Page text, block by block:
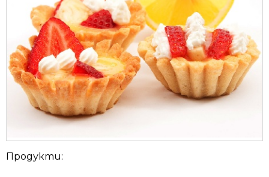
Продукти: